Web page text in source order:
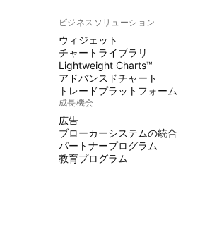
ビジネスソリューション
ウィジェット
チャートライブラリ
Lightweight Charts™
アドバンスドチャート
トレードプラットフォーム
成長機会
広告
ブローカーシステムの統合
パートナープログラム
教育プログラム